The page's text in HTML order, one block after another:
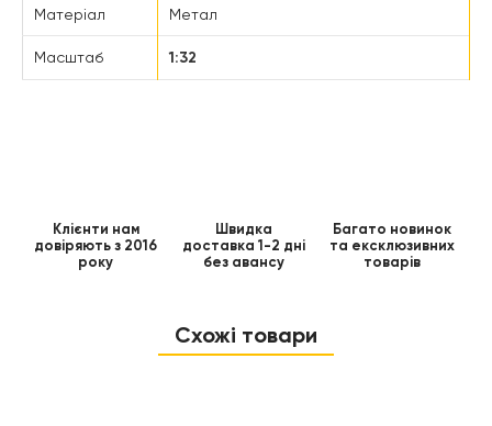
Матеріал Метал
Масштаб 1:32
Клієнти нам
довіряють з 2016
року
Швидка
доставка 1-2 дні
без авансу
Багато новинок
та ексклюзивних
товарів
Схожі товари